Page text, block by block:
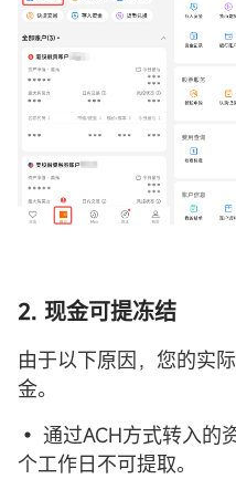
2. 现金可提冻结
由于以下原因，您的实
金。
• 通过ACH方式转入的
个工作日不可提取。